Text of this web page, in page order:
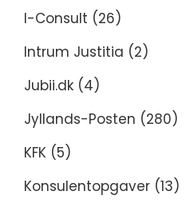
I-Consult (26)
Intrum Justitia (2)
Jubii.dk (4)
Jyllands-Posten (280)
KFK (5)
Konsulentopgaver (13)